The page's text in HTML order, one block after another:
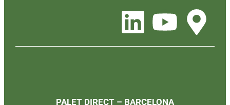
PALET DIRECT – BARCELONA